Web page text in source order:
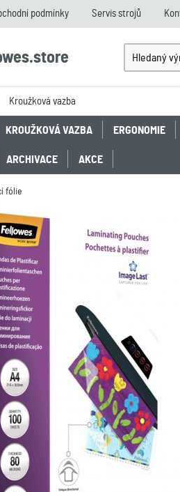
podmínky Servis strojů
Kroužková vazba
KROUŽKOVÁ VAZBA ERGONOMIE
ARCHIVACE AKCE
fólie